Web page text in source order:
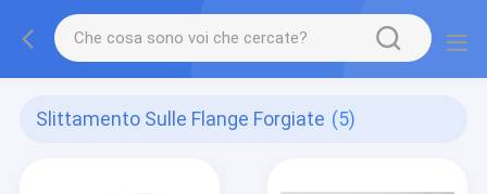
Slittamento Sulle Flange Forgiate (5)